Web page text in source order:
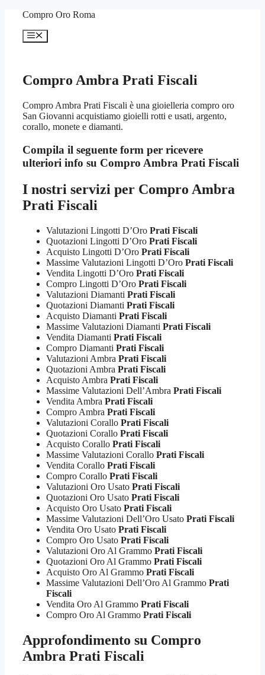
contenuto
Compro Oro Roma
Menu
Compro Ambra Prati Fiscali
Compro Ambra Prati Fiscali è una gioielleria compro oro
San Giovanni acquistiamo gioielli rotti e usati, argento,
corallo, monete e diamanti.
Compila il seguente form per ricevere
ulteriori info su Compro Ambra Prati Fiscali
I nostri servizi per Compro Ambra
Prati Fiscali
Valutazioni Lingotti D’Oro Prati Fiscali
Quotazioni Lingotti D’Oro Prati Fiscali
Acquisto Lingotti D’Oro Prati Fiscali
Massime Valutazioni Lingotti D’Oro Prati Fiscali
Vendita Lingotti D’Oro Prati Fiscali
Compro Lingotti D’Oro Prati Fiscali
Valutazioni Diamanti Prati Fiscali
Quotazioni Diamanti Prati Fiscali
Acquisto Diamanti Prati Fiscali
Massime Valutazioni Diamanti Prati Fiscali
Vendita Diamanti Prati Fiscali
Compro Diamanti Prati Fiscali
Valutazioni Ambra Prati Fiscali
Quotazioni Ambra Prati Fiscali
Acquisto Ambra Prati Fiscali
Massime Valutazioni Dell’Ambra Prati Fiscali
Vendita Ambra Prati Fiscali
Compro Ambra Prati Fiscali
Valutazioni Corallo Prati Fiscali
Quotazioni Corallo Prati Fiscali
Acquisto Corallo Prati Fiscali
Massime Valutazioni Corallo Prati Fiscali
Vendita Corallo Prati Fiscali
Compro Corallo Prati Fiscali
Valutazioni Oro Usato Prati Fiscali
Quotazioni Oro Usato Prati Fiscali
Acquisto Oro Usato Prati Fiscali
Massime Valutazioni Dell’Oro Usato Prati Fiscali
Vendita Oro Usato Prati Fiscali
Compro Oro Usato Prati Fiscali
Valutazioni Oro Al Grammo Prati Fiscali
Quotazioni Oro Al Grammo Prati Fiscali
Acquisto Oro Al Grammo Prati Fiscali
Massime Valutazioni Dell’Oro Al Grammo Prati
Fiscali
Vendita Oro Al Grammo Prati Fiscali
Compro Oro Al Grammo Prati Fiscali
Approfondimento su Compro
Ambra Prati Fiscali